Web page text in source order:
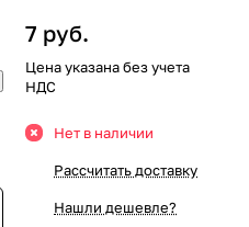
7 руб.
Цена указана без учета
НДС
Нет в наличии
Рассчитать доставку
Нашли дешевле?